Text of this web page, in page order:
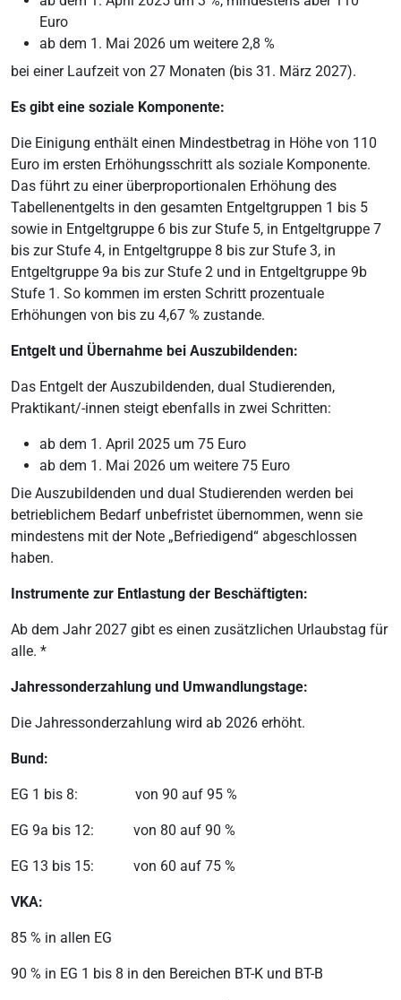
Euro
ab dem 1. Mai 2026 um weitere 2,8 %
bei einer Laufzeit von 27 Monaten (bis 31. März 2027).
Es gibt eine soziale Komponente:
Die Einigung enthält einen Mindestbetrag in Höhe von 110
Euro im ersten Erhöhungsschritt als soziale Komponente.
Das führt zu einer überproportionalen Erhöhung des
Tabellenentgelts in den gesamten Entgeltgruppen 1 bis 5
sowie in Entgeltgruppe 6 bis zur Stufe 5, in Entgeltgruppe 7
bis zur Stufe 4, in Entgeltgruppe 8 bis zur Stufe 3, in
Entgeltgruppe 9a bis zur Stufe 2 und in Entgeltgruppe 9b
Stufe 1. So kommen im ersten Schritt prozentuale
Erhöhungen von bis zu 4,67 % zustande.
Entgelt und Übernahme bei Auszubildenden:
Das Entgelt der Auszubildenden, dual Studierenden,
Praktikant/-innen steigt ebenfalls in zwei Schritten:
ab dem 1. April 2025 um 75 Euro
ab dem 1. Mai 2026 um weitere 75 Euro
Die Auszubildenden und dual Studierenden werden bei
betrieblichem Bedarf unbefristet übernommen, wenn sie
mindestens mit der Note „Befriedigend“ abgeschlossen
haben.
Instrumente zur Entlastung der Beschäftigten:
Ab dem Jahr 2027 gibt es einen zusätzlichen Urlaubstag für
alle. *
Jahressonderzahlung und Umwandlungstage:
Die Jahressonderzahlung wird ab 2026 erhöht.
Bund:
EG 1 bis 8: von 90 auf 95 %
EG 9a bis 12: von 80 auf 90 %
EG 13 bis 15: von 60 auf 75 %
VKA:
85 % in allen EG
90 % in EG 1 bis 8 in den Bereichen BT-K und BT-B